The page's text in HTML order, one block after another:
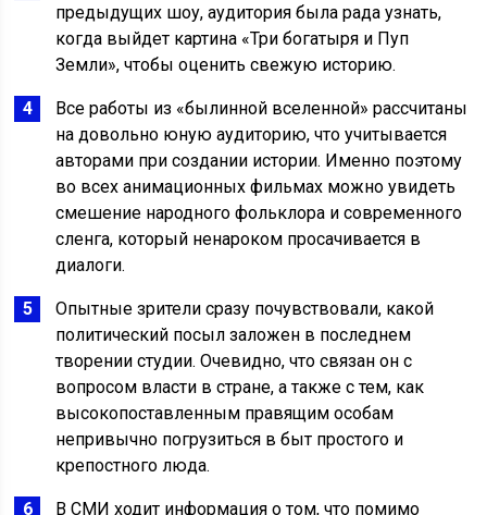
предыдущих шоу, аудитория была рада узнать,
когда выйдет картина «Три богатыря и Пуп
Земли», чтобы оценить свежую историю.
Все работы из «былинной вселенной» рассчитаны
на довольно юную аудиторию, что учитывается
авторами при создании истории. Именно поэтому
во всех анимационных фильмах можно увидеть
смешение народного фольклора и современного
сленга, который ненароком просачивается в
диалоги.
Опытные зрители сразу почувствовали, какой
политический посыл заложен в последнем
творении студии. Очевидно, что связан он с
вопросом власти в стране, а также с тем, как
высокопоставленным правящим особам
непривычно погрузиться в быт простого и
крепостного люда.
В СМИ ходит информация о том, что помимо